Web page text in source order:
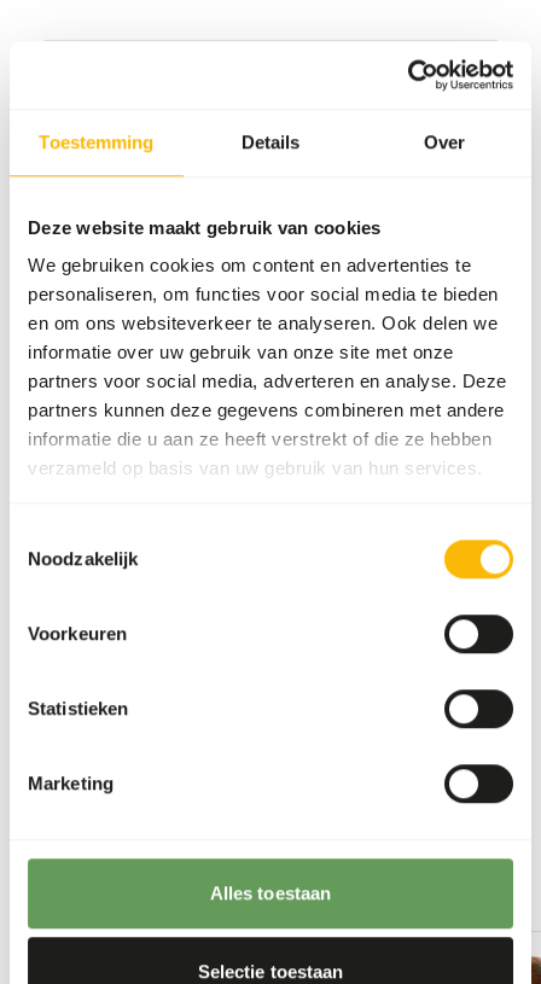
Toestemming Details Over
Deze website maakt gebruik van cookies
We gebruiken cookies om content en advertenties te
personaliseren, om functies voor social media te bieden
en om ons websiteverkeer te analyseren. Ook delen we
informatie over uw gebruik van onze site met onze
partners voor social media, adverteren en analyse. Deze
partners kunnen deze gegevens combineren met andere
informatie die u aan ze heeft verstrekt of die ze hebben
verzameld op basis van uw gebruik van hun services.
Noodzakelijk
Voorkeuren
Statistieken
Marketing
Alles toestaan
Selectie toestaan
commonly occurring diseases/conditions:
Aanvullend advies
Divide the “Feed quantity per day” over at least
two feeding moments per day.
During the breeding season food should be
offered ad libitumand contain 20% fish instead
of concentrates.
Avoid feeding bread as the high starch content
Stimulate foraging behaviour by using feeding
read more about
feed enrichment and foraging behaviour).
Our assortment
Recommended products for this animal
Spiering
IQF - 10